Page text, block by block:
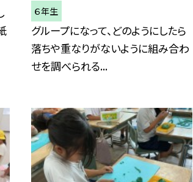
６年生
グループになって、どのようにしたら
落ちや重なりがないように組み合わ
せを調べられる...